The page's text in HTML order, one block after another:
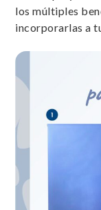
los múltiples
incorporarlas a